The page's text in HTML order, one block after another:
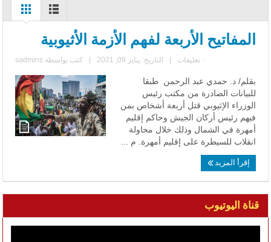
المفاتيح الأربعة لفهم الأزمة الأثيوبية
كتب بواسطة sadmins | التاريخ: يناير 09, 2021 | ٠ تعليقات
بقلم/ د. حمدي عبد الرحمن ‏ طبقا
للبيانات الصادرة من مكتب رئيس
الوزراء الإثيوبي قتل أربعة أشخاص بمن
فيهم رئيس أركان الجيش ‏وحاكم إقليم
أمهرة في الشمال وذلك خلال محاولة
انقلاب للسيطرة على إقليم أمهرة. م ...
إقرأ المزيد
قناة اليوتيوب